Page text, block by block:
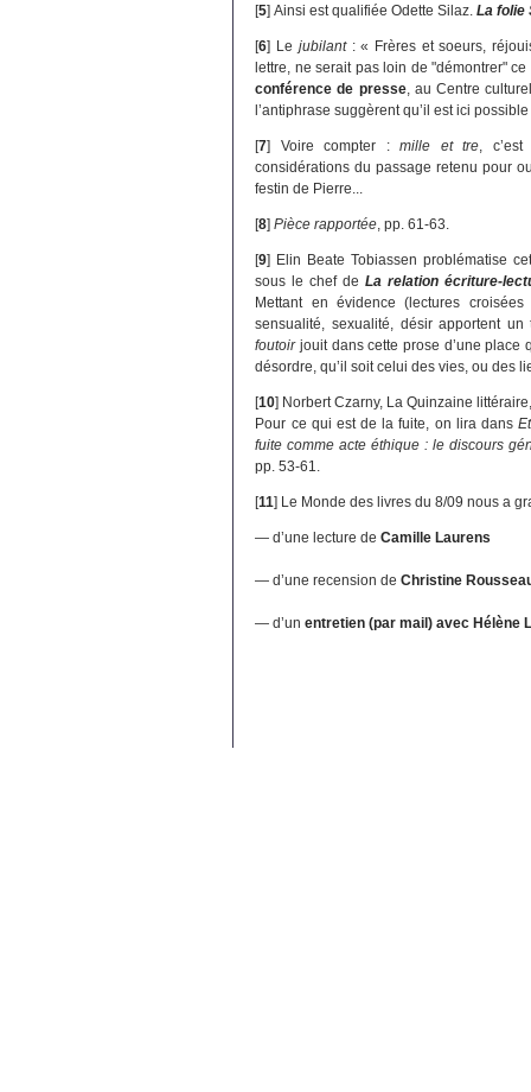
[5]Ainsi est qualifiée Odette Silaz.La folie
[6] Le jubilant: « Frères et soeurs,
lettre, ne serait pas loin de "démontrer"
conférence de presse, au Centre
l’antiphrase suggèrent qu’il est ici
[7] Voire compter :mille et tre ,
considérations du passage retenu pour
festin de Pierre...
[8]Pièce rapportée , pp. 61-63.
[9] Elin Beate Tobiassen problématise
sous le chef deLa relation écriture-
Mettant en évidence (lectures
sensualité, sexualité, désir apportent un
foutoirjouit dans cette prose d’une place
désordre, qu’il soit celui des vies, ou des
[10] Norbert Czarny, La Quinzaine
Pour ce qui est de la fuite, on lira dans
fuite comme acte éthique : le discours
pp. 53-61.
[11] Le Monde des livres du 8/09 nous a
— d’une lecture deCamille Laurens
— d’une recension deChristine
— d’unentretien (par mail) avec Hélène